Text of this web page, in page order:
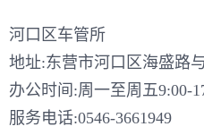
河口区车管所
地址:东营市河口区海盛路
办公时间:周一至周五9:00-
服务电话:0546-3661949